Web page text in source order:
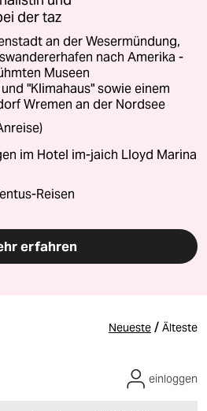
der taz
an der Wesermündung,
nach Amerika -
Museen
"Klimahaus" sowie einem
Wremen an der Nordsee
im Hotel im-jaich Lloyd Marina
Reisen
erfahren
Neueste / Älteste
einloggen